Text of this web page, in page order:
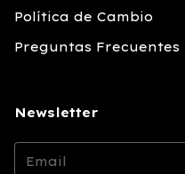
Política de Cambio
Preguntas Frecuentes
Newsletter